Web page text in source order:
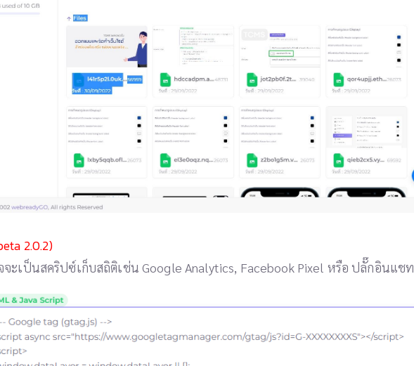
2.0.2)
ะเป็นสคริปซ์เก็บสถิติเช่น Google Analytics, Facebook Pixel หรือ ปลั๊กอินแชท